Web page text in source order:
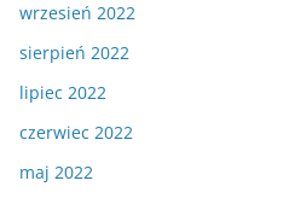
wrzesień 2022
sierpień 2022
lipiec 2022
czerwiec 2022
maj 2022